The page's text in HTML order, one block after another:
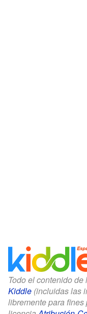
Todo el contenido
Kiddle (incluidas las
libremente para